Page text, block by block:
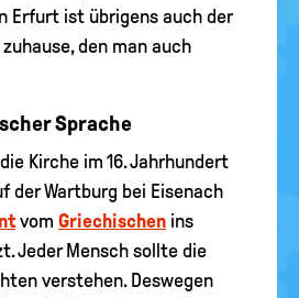
Erfurt ist übrigens auch der
zuhause, den man auch
Sprache
Kirche im 16. Jahrhundert
der Wartburg bei Eisenach
vom Griechischen ins
Jeder Mensch sollte die
verstehen. Deswegen